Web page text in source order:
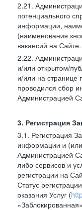
2.21.
потенциального
информации,
(наименования
вакансий на Сайте.
2.22.
и/или открытом/
и/или на странице
проводился сбор
Администрацией
3. Регистрация
3.1. Регистрация
информации и
Администрацией
либо сервисов и
регистрации на
Статус
оказания Услуг (